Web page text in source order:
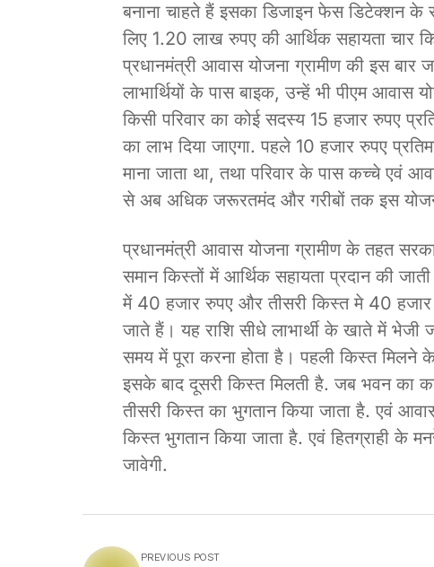
बनाना चाहते हैं इसका डिजाइन फेस डिटेक्शन के
लिए 1.20 लाख रुपए की आर्थिक सहायता चार
प्रधानमंत्री आवास योजना ग्रामीण की इस बार
लाभार्थियों के पास बाइक, उन्हें भी पीएम आवास
किसी परिवार का कोई सदस्य 15 हजार रुपए
का लाभ दिया जाएगा. पहले 10 हजार रुपए
माना जाता था, तथा परिवार के पास कच्चे एवं
से अब अधिक जरूरतमंद और गरीबों तक इस
प्रधानमंत्री आवास योजना ग्रामीण के तहत
समान किस्तों में आर्थिक सहायता प्रदान की
में 40 हजार रुपए और तीसरी किस्त मे 40
जाते हैं। यह राशि सीधे लाभार्थी के खाते में भेजी
समय में पूरा करना होता है। पहली किस्त मिलने के
इसके बाद दूसरी किस्त मिलती है. जब भवन का
तीसरी किस्त का भुगतान किया जाता है. एवं
किस्त भुगतान किया जाता है. एवं हितग्राही के
जावेगी.
PREVIOUS POST